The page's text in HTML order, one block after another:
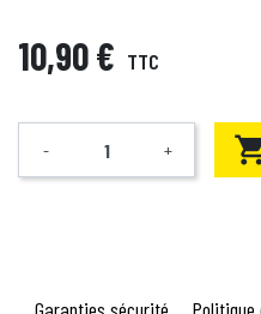
10,90 € TTC
Quantité
- +